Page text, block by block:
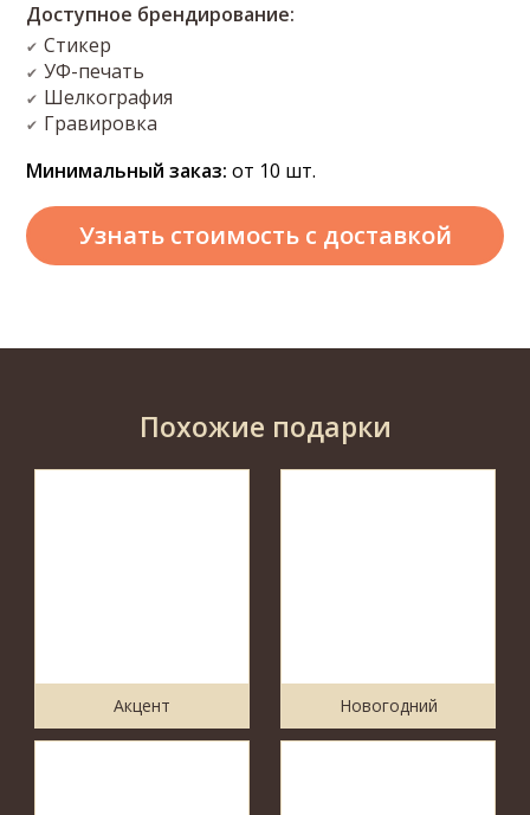
Доступное брендирование:
✔ Стикер
✔ УФ-печать
✔ Шелкография
✔ Гравировка
Минимальный заказ: от 10 шт.
Узнать стоимостьс доставкой
Похожие подарки
Акцент Новогодний